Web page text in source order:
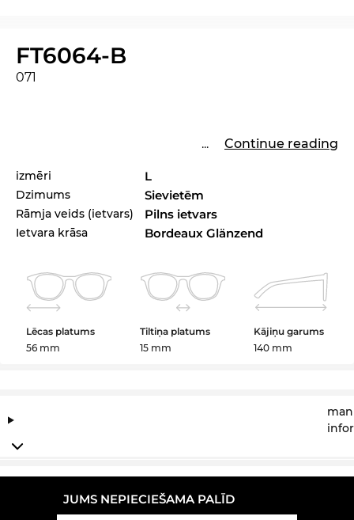
FT6064-B
071
... Continue reading
izmēri L
Dzimums Sievietēm
Rāmja veids (ietvars) Pilns ietvars
Ietvara krāsa Bordeaux Glänzend
Lēcas platums
56 mm
Tiltiņa platums
15 mm
Kājiņu garums
140 mm
JUMS NEPIECIEŠAMA PALĪD